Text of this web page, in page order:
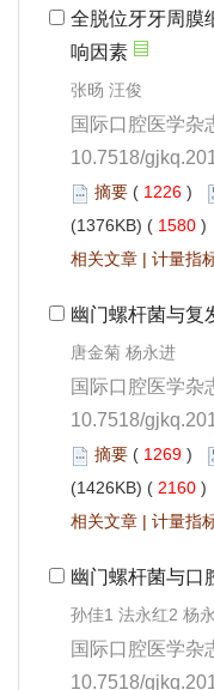
10.7518/
1226 )
1580 )
|
10.7518/
1269 )
2160 )
|
10.7518/